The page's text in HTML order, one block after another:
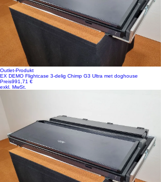
Outlet-Produkt
EX DEMO Flightcase 3-delig Chimp G3 Ultra met doghouse
Preis991,71 €
exkl. MwSt.